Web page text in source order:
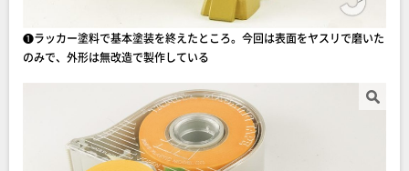
❶ラッカー塗料で基本塗装を終えたところ。今回は表面をヤスリで磨いた
のみで、外形は無改造で製作している